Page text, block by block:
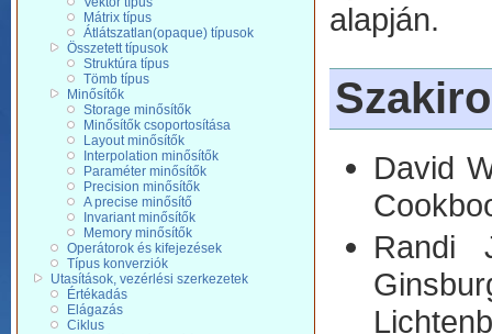
Mátrix típus
Átlátszatlan(opaque) típusok
Összetett típusok
Struktúra típus
Tömb típus
Minősítők
Storage minősítők
Minősítők csoportosítása
Layout minősítők
Interpolation minősítők
Paraméter minősítők
Precision minősítők
A precise minősítő
Invariant minősítők
Memory minősítők
Operátorok és kifejezések
Típus konverziók
Utasítások, vezérlési szerkezetek
Értékadás
Elágazás
Ciklus
alapján.
David
Randi